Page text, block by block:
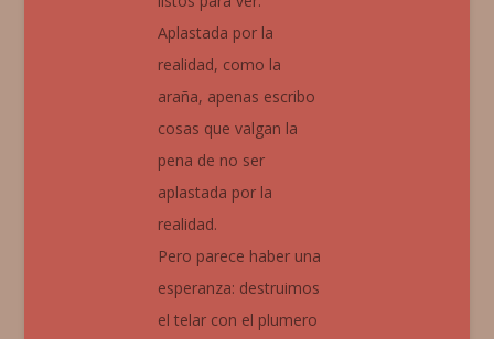
Aplastada por la
realidad, como la
araña, apenas escribo
cosas que valgan la
pena de no ser
aplastada por la
realidad.
Pero parece haber una
esperanza: destruimos
el telar con el plumero